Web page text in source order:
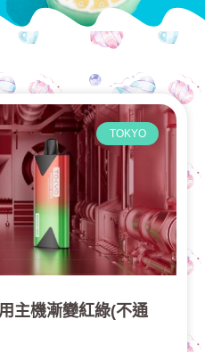
TOKYO
主機漸變紅綠(不通